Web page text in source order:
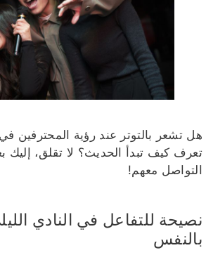
هل تشعر بالتوتر عند رؤية المحترفين في
تعرف كيف تبدأ الحديث؟ لا تقلق، إليك
التواصل معهم!
بالنفس